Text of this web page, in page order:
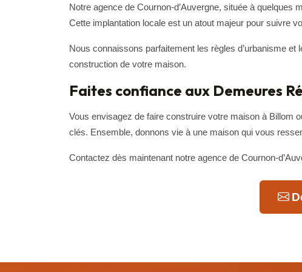
Notre agence de Cournon-d’Auvergne, située à quelques
Cette implantation locale est un atout majeur pour suivre
Nous connaissons parfaitement les règles d’urbanisme
construction de votre maison.
Faites confiance aux Demeures
Vous envisagez de faire construire votre maison à Billom
clés. Ensemble, donnons vie à une maison qui vous
Contactez dès maintenant notre agence de Cournon-